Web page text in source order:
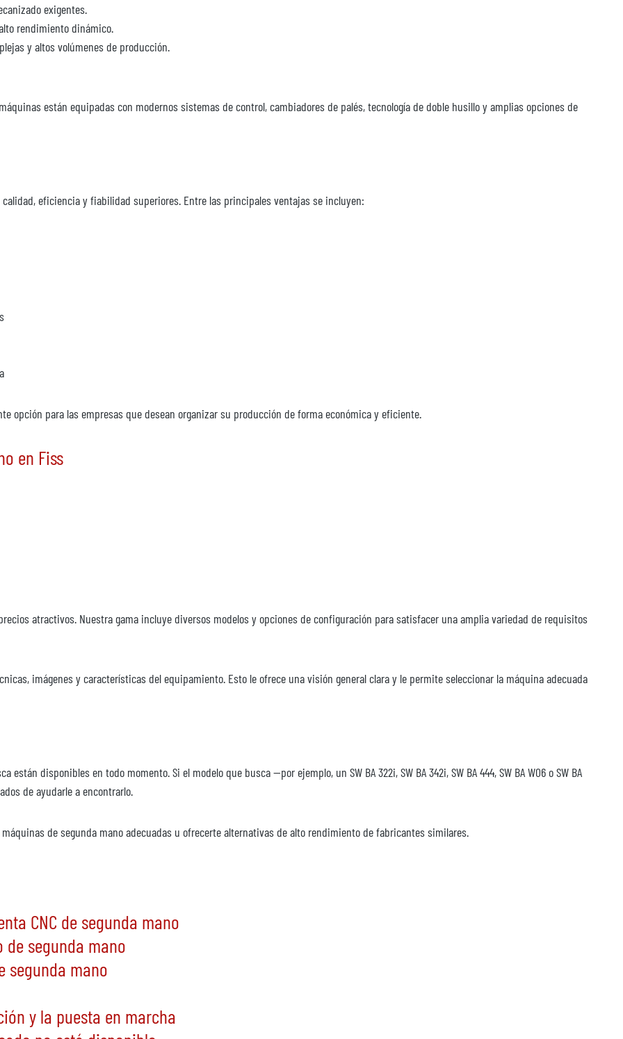
sensibles a la torsión y cargas
par 1,8 Nm/bar.
el plan de asignación estándar)
grumos, sin esteras)
exigentes.
rendimiento dinámico.
y altos volúmenes de producción.
están equipadas con modernos sistemas de control, cambiadores de palés, tecnología de doble husillo y amplias opciones de
eficiencia y fiabilidad superiores. Entre las principales ventajas se incluyen:
opción para las empresas que desean organizar su producción de forma económica y eficiente.
en Fiss
atractivos. Nuestra gama incluye diversos modelos y opciones de configuración para satisfacer una amplia variedad de requisitos
imágenes y características del equipamiento. Esto le ofrece una visión general clara y le permite seleccionar la máquina adecuada
disponibles en todo momento. Si el modelo que busca —por ejemplo, un SW BA 322i, SW BA 342i, SW BA 444, SW BA W06 o SW BA
de ayudarle a encontrarlo.
de segunda mano adecuadas u ofrecerte alternativas de alto rendimiento de fabricantes similares.
CNC de segunda mano
de segunda mano
segunda mano
y la puesta en marcha